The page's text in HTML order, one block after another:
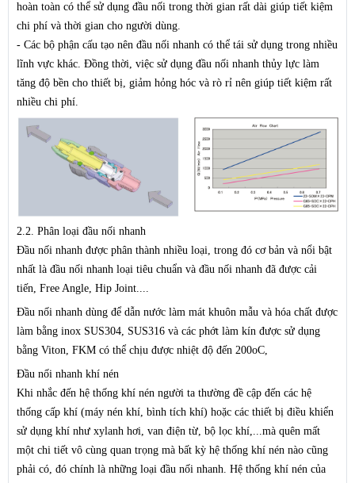
hoàn toàn có thể sử dụng đầu nối trong thời gian rất dài giúp tiết kiệm
chi phí và thời gian cho người dùng.
- Các bộ phận cấu tạo nên đầu nối nhanh có thể tái sử dụng trong nhiều
lĩnh vực khác. Đồng thời, việc sử dụng đầu nối nhanh thủy lực làm
tăng độ bền cho thiết bị, giảm hỏng hóc và rò rỉ nên giúp tiết kiệm rất
nhiều chi phí.
2.2. Phân loại đầu nối nhanh
Đầu nối nhanh được phân thành nhiều loại, trong đó cơ bản và nổi bật
nhất là đầu nối nhanh loại tiêu chuẩn và đầu nối nhanh đã được cải
tiến, Free Angle, Hip Joint....
Đầu nối nhanh dùng để dẫn nước làm mát khuôn mẫu và hóa chất được
làm bằng inox SUS304, SUS316 và các phớt làm kín được sử dụng
bằng Viton, FKM có thể chịu được nhiệt độ đến 200oC,
Đầu nối nhanh khí nén
Khi nhắc đến hệ thống khí nén người ta thường đề cập đến các hệ
thống cấp khí (máy nén khí, bình tích khí) hoặc các thiết bị điều khiển
sử dụng khí như xylanh hơi, van điện từ, bộ lọc khí,...mà quên mất
một chi tiết vô cùng quan trọng mà bất kỳ hệ thống khí nén nào cũng
phải có, đó chính là những loại đầu nối nhanh. Hệ thống khí nén của